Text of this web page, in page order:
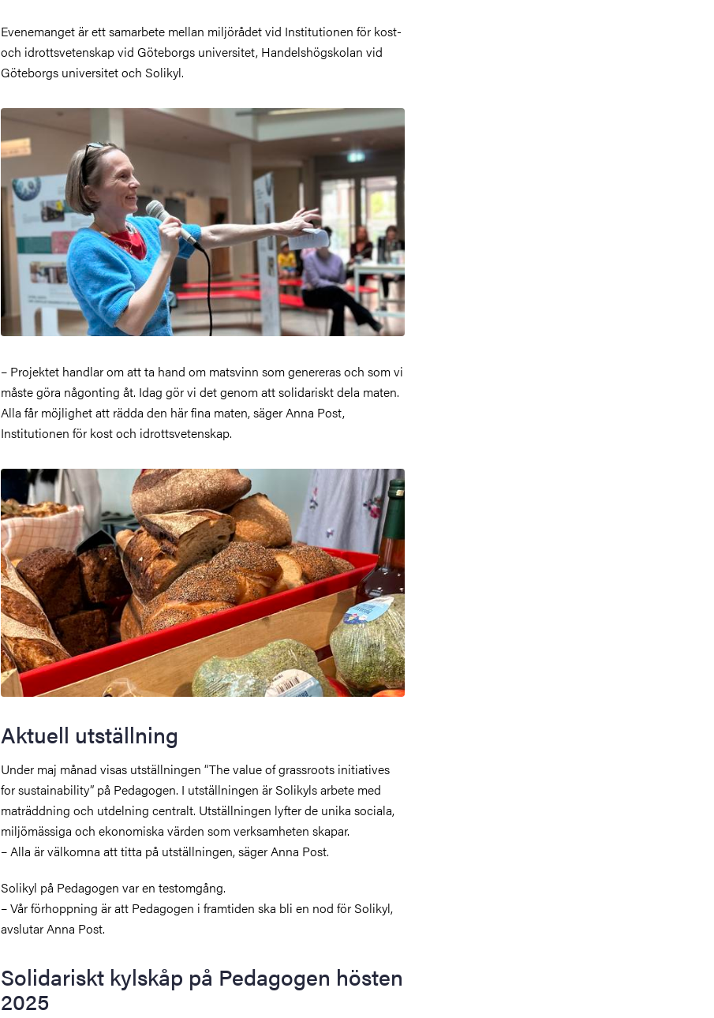
Evenemanget är ett samarbete mellan miljörådet vid Institutionen för kost-
och idrottsvetenskap vid Göteborgs universitet, Handelshögskolan vid
Göteborgs universitet och Solikyl.
Bild
– Projektet handlar om att ta hand om matsvinn som genereras och som vi
måste göra någonting åt. Idag gör vi det genom att solidariskt dela maten.
Alla får möjlighet att rädda den här fina maten, säger Anna Post,
Institutionen för kost och idrottsvetenskap.
Bild
Aktuell utställning
Under maj månad visas utställningen “The value of grassroots initiatives
for sustainability” på Pedagogen. I utställningen är Solikyls arbete med
maträddning och utdelning centralt. Utställningen lyfter de unika sociala,
miljömässiga och ekonomiska värden som verksamheten skapar.
– Alla är välkomna att titta på utställningen, säger Anna Post.
Solikyl på Pedagogen var en testomgång.
– Vår förhoppning är att Pedagogen i framtiden ska bli en nod för Solikyl,
avslutar Anna Post.
Solidariskt kylskåp på Pedagogen hösten
2025